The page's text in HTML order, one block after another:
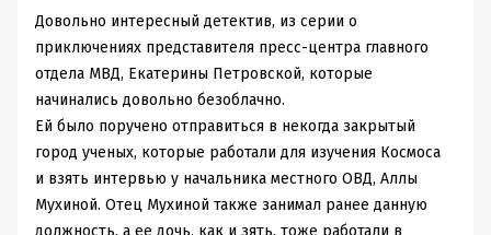
Очень хорошо!
Довольно интересный детектив, из серии о
приключениях представителя пресс-центра главного
отдела МВД, Екатерины Петровской, которые
начинались довольно безоблачно.
Ей было поручено отправиться в некогда закрытый
город ученых, которые работали для изучения Космоса
и взять интервью у начальника местного ОВД, Аллы
Мухиной. Отец Мухиной также занимал ранее данную
должность, а ее дочь, как и зять, тоже работали в